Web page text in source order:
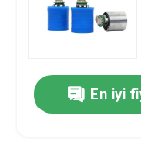
Yüksek Hızlı
En iyi